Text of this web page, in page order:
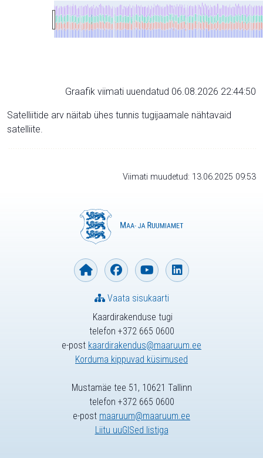
Graafik viimati uuendatud 06.08.2026 22:44:50
Satelliitide arv näitab ühes tunnis tugijaamale nähtavaid
satelliite.
Viimati muudetud: 13.06.2025 09:53
Kaardirakenduse tugi
telefon +372 665 0600
e-post kaardirakendus@maaruum.ee
Korduma kippuvad küsimused
Vaata sisukaarti
Mustamäe tee 51, 10621 Tallinn
telefon +372 665 0600
e-post maaruum@maaruum.ee
Liitu uuGISed listiga